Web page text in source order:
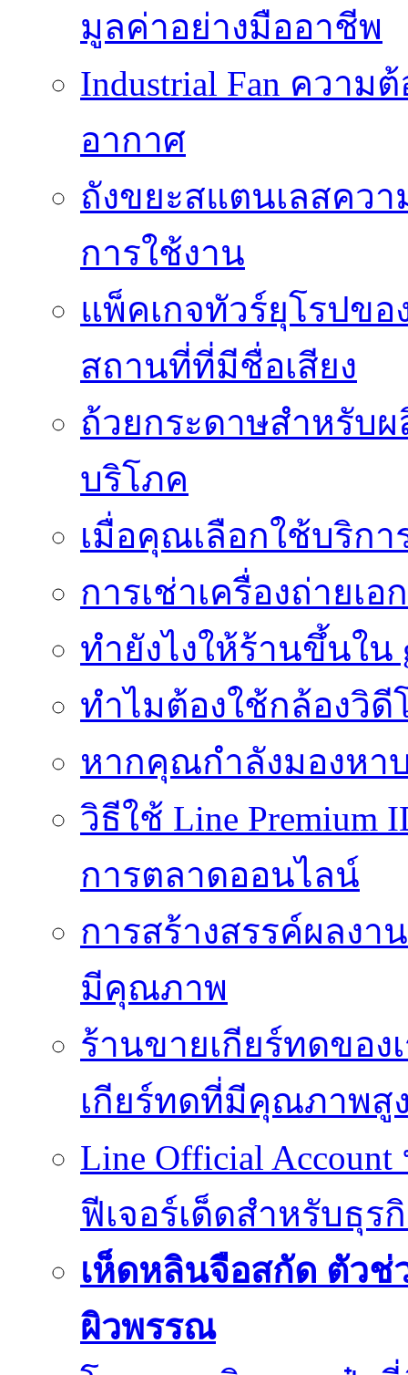
มูลค่าอย่างมืออาชีพ
Industrial Fan ควา
อากาศ
ถังขยะสแตนเลสคว
การใช้งาน
แพ็คเกจทัวร์ยุโรปขอ
สถานที่ที่มีชื่อเสียง
ถ้วยกระดาษสำหรับ
บริโภค
เมื่อคุณเลือกใช้บริกา
การเช่าเครื่องถ่ายเ
ทํายังไงให้ร้านขึ้นใน
ทำไมต้องใช้กล้องวิดี
หากคุณกำลังมองหา
วิธีใช้ Line
การตลาดออนไลน์
การสร้างสรรค์ผลงา
มีคุณภาพ
ร้านขายเกียร์ทดของ
เกียร์ทดที่มีคุณภาพสู
Line Official
ฟีเจอร์เด็ดสำหรับธุร
เห็ดหลินจือสกัด ตัว
ผิวพรรณ